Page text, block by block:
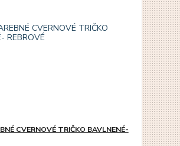
CVERNOVÉ TRIČKO BAVLNENÉ-